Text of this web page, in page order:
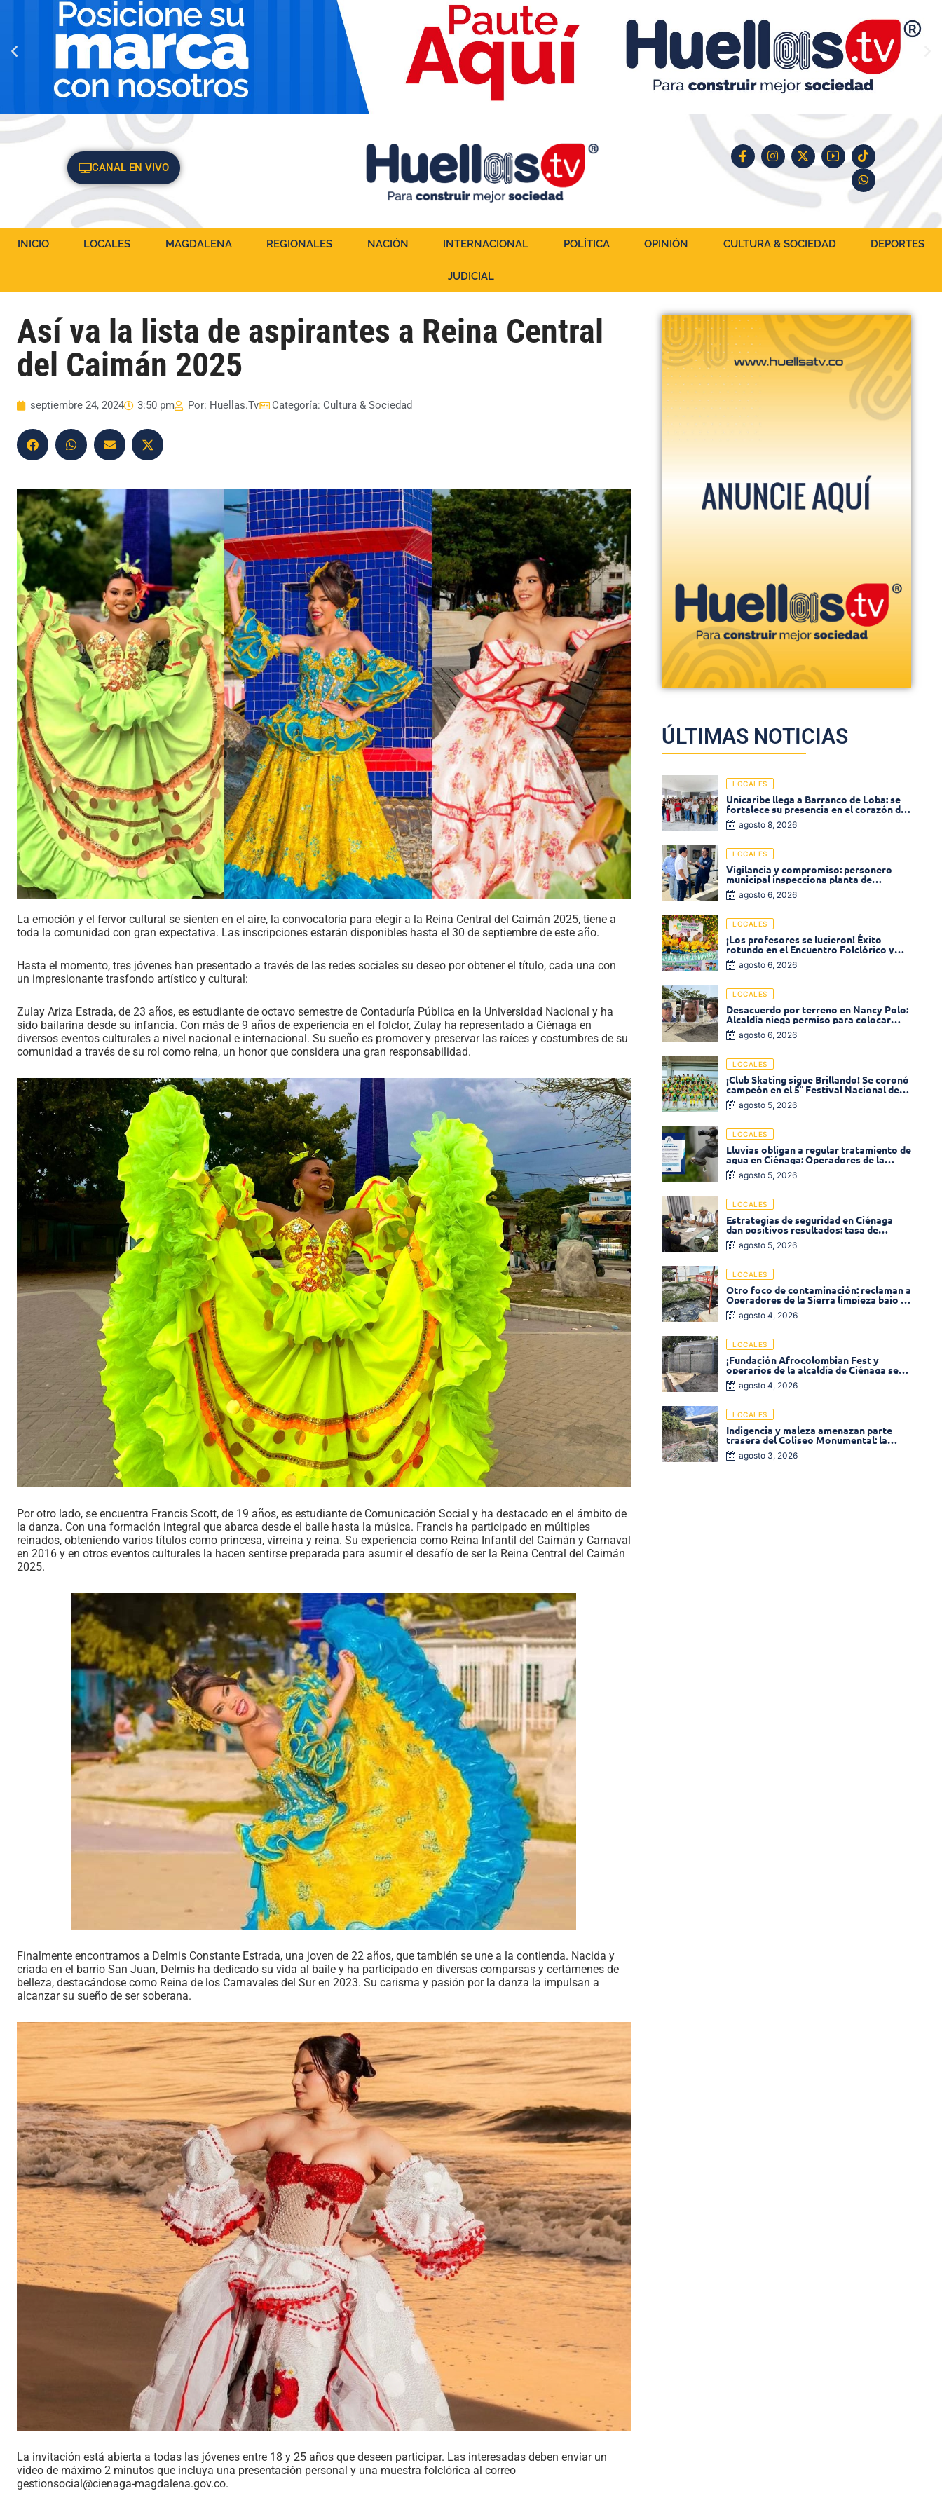
CANAL EN VIVO
INICIO LOCALES MAGDALENA REGIONALES NACIÓN INTERNACIONAL POLÍTICA OPINIÓN CULTURA & SOCIEDAD DEPORTES
JUDICIAL
Así va la lista de aspirantes a Reina Central
del Caimán 2025
septiembre 24, 2024 3:50 pm Por: Huellas.Tv Categoría: Cultura & Sociedad
La emoción y el fervor cultural se sienten en el aire, la convocatoria para elegir a la Reina Central del Caimán 2025, tiene a
toda la comunidad con gran expectativa. Las inscripciones estarán disponibles hasta el 30 de septiembre de este año.
Hasta el momento, tres jóvenes han presentado a través de las redes sociales su deseo por obtener el título, cada una con
un impresionante trasfondo artístico y cultural:
Zulay Ariza Estrada, de 23 años, es estudiante de octavo semestre de Contaduría Pública en la Universidad Nacional y ha
sido bailarina desde su infancia. Con más de 9 años de experiencia en el folclor, Zulay ha representado a Ciénaga en
diversos eventos culturales a nivel nacional e internacional. Su sueño es promover y preservar las raíces y costumbres de su
comunidad a través de su rol como reina, un honor que considera una gran responsabilidad.
Por otro lado, se encuentra Francis Scott, de 19 años, es estudiante de Comunicación Social y ha destacado en el ámbito de
la danza. Con una formación integral que abarca desde el baile hasta la música. Francis ha participado en múltiples
reinados, obteniendo varios títulos como princesa, virreina y reina. Su experiencia como Reina Infantil del Caimán y Carnaval
en 2016 y en otros eventos culturales la hacen sentirse preparada para asumir el desafío de ser la Reina Central del Caimán
2025.
Finalmente encontramos a Delmis Constante Estrada, una joven de 22 años, que también se une a la contienda. Nacida y
criada en el barrio San Juan, Delmis ha dedicado su vida al baile y ha participado en diversas comparsas y certámenes de
belleza, destacándose como Reina de los Carnavales del Sur en 2023. Su carisma y pasión por la danza la impulsan a
alcanzar su sueño de ser soberana.
La invitación está abierta a todas las jóvenes entre 18 y 25 años que deseen participar. Las interesadas deben enviar un
video de máximo 2 minutos que incluya una presentación personal y una muestra folclórica al correo
gestionsocial@cienaga-magdalena.gov.co.
ÚLTIMAS NOTICIAS
LOCALES
Unicaribe llega a Barranco de Loba: se
fortalece su presencia en el corazón del
departamento de Bolívar
agosto 8, 2026
LOCALES
Vigilancia y compromiso: personero
municipal inspecciona planta de
tratamiento de agua
agosto 6, 2026
LOCALES
¡Los profesores se lucieron! Éxito
rotundo en el Encuentro Folclórico y
Cultural del Magisterio 2026 en Ciénaga
agosto 6, 2026
LOCALES
Desacuerdo por terreno en Nancy Polo:
Alcaldía niega permiso para colocar
venta de comidas
agosto 6, 2026
LOCALES
¡Club Skating sigue Brillando! Se coronó
campeón en el 5° Festival Nacional de
Patinaje «Soledad sobre Ruedas»
agosto 5, 2026
LOCALES
Lluvias obligan a regular tratamiento de
agua en Ciénaga: Operadores de la
Sierra anuncia baja presión en varios
sectores
agosto 5, 2026
LOCALES
Estrategias de seguridad en Ciénaga
dan positivos resultados: tasa de
homicidios disminuyó un 58% en 2026
agosto 5, 2026
LOCALES
Otro foco de contaminación: reclaman a
Operadores de la Sierra limpieza bajo el
puente de la calle 19 con carrera 11
agosto 4, 2026
LOCALES
¡Fundación Afrocolombian Fest y
operarios de la alcaldía de Ciénaga se
ponen la 10! Realizan limpieza de la
parte posterior del Coliseo
agosto 4, 2026
LOCALES
Indigencia y maleza amenazan parte
trasera del Coliseo Monumental: la
comunidad exige acción inmediata!
agosto 3, 2026